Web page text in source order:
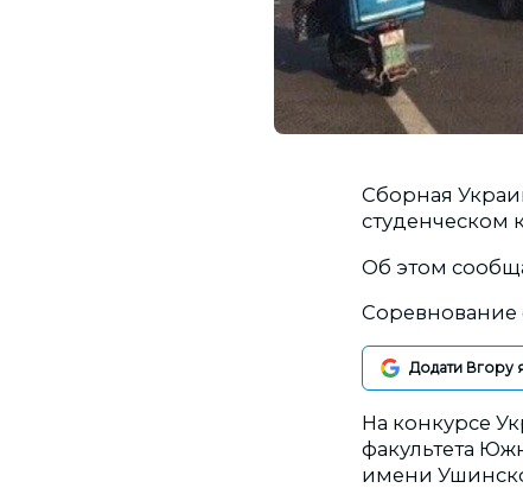
Сборная
студенческом
Об этом
Соревнование
Додати Вгору
На конкурсе
факультета
имени